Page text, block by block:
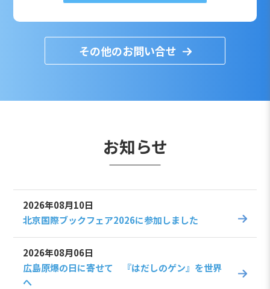
その他のお問い合せ
お知らせ
2026年08月10日
北京国際ブックフェア2026に参加しました
2026年08月06日
広島原爆の日に寄せて 『はだしのゲン』を世界
へ